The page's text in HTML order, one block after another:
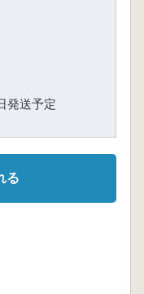
発送予定
る